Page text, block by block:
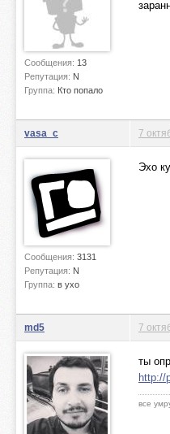
Сообщения: 13
Репутация: N
Группа: Кто попало
vasa_c
Сообщения: 3131
Репутация: N
Группа: в ухо
7
Эхо
md5 7
ты
http://
все